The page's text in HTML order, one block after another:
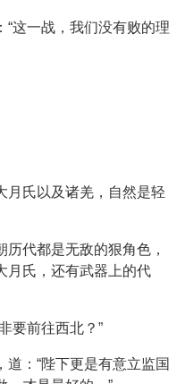
这一战，我们没有败的理
月氏以及诸羌，自然是轻
代都是无敌的狠角色，
月氏，还有武器上的代
要前往西北？”
：“陛下更是有意立监国